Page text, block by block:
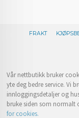
FRAKT
Vår nettbutikk bruker
yte deg bedre service. Vi
innloggingsdetaljer og
bruke siden som normalt
for cookies.